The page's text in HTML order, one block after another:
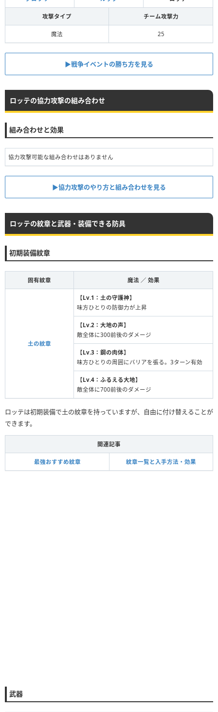
攻撃タイプ チーム攻撃力
魔法 25
▶︎戦争イベントの勝ち方を見る
ロッテの協力攻撃の組み合わせ
組み合わせと効果
協力攻撃可能な組み合わせはありません
▶︎協力攻撃のやり方と組み合わせを見る
ロッテの紋章と武器・装備できる防具
初期装備紋章
固有紋章 魔法 ／ 効果
土の紋章
【Lv.1：土の守護神】
味方ひとりの防御力が上昇
【Lv.2：大地の声】
敵全体に300前後のダメージ
【Lv.3：鋼の肉体】
味方ひとりの周囲にバリアを張る。3ターン有効
【Lv.4：ふるえる大地】
敵全体に700前後のダメージ
ロッテは初期装備で土の紋章を持っていますが、自由に付け替えることが
できます。
関連記事
最強おすすめ紋章 紋章一覧と入手方法・効果
武器